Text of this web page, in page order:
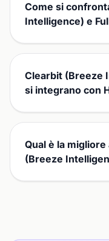
Come si
Intelligence) e
Clearbit (Breeze
si integrano con
Qual è la
(Breeze